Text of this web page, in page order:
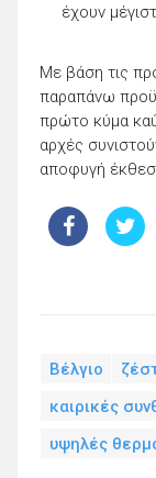
έχουν
Με βάση τις
παραπάνω
πρώτο κύμα
αρχές
αποφυγή
Βέλγιο
καιρικές
υψηλές